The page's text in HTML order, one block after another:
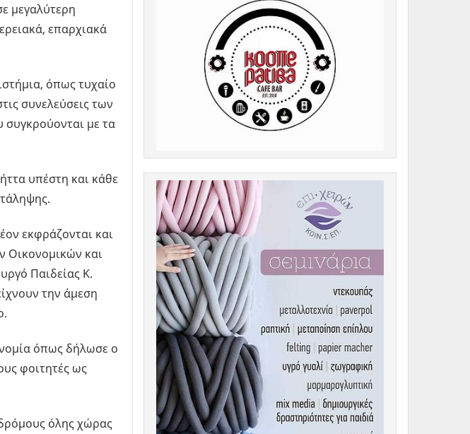
μεγαλύτερη
επαρχιακά
όπως τυχαίο
συνελεύσεις των
με τα
υπέστη και κάθε
εκφράζονται και
Οικονομικών και
Παιδείας Κ.
την άμεση
όπως δήλωσε ο
φοιτητές ως
δρόμους όλης χώρας